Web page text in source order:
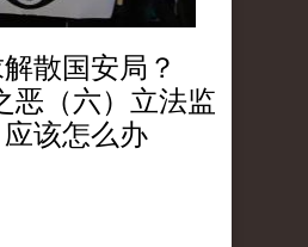
散国安局？
（六）立法监
该怎么办